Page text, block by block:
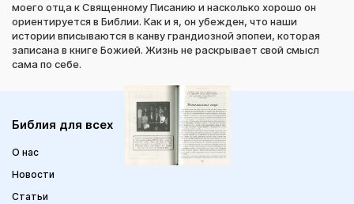
моего отца к Священному Писанию и насколько хорошо он
ориентируется в Библии. Как и я, он убежден, что наши
истории вписываются в канву грандиозной эпопеи, которая
записана в книге Божией. Жизнь не раскрывает свой смысл
сама по себе.
Библия для всех
О нас
Новости
Статьи